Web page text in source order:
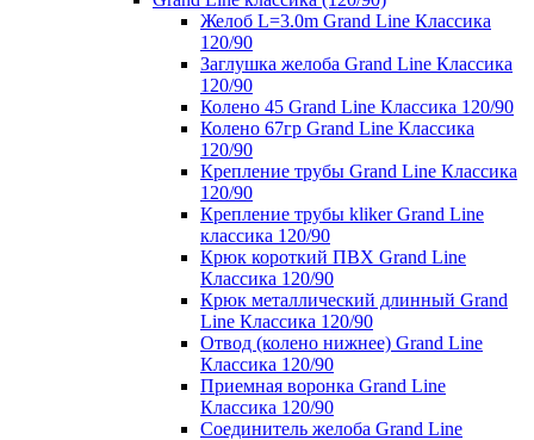
Желоб L=3.0m Grand Line Классика
120/90
Заглушка желоба Grand Line Классика
120/90
Колено 45 Grand Line Классика 120/90
Колено 67гр Grand Line Классика
120/90
Крепление трубы Grand Line Классика
120/90
Крепление трубы kliker Grand Line
классика 120/90
Крюк короткий ПВХ Grand Line
Классика 120/90
Крюк металлический длинный Grand
Line Классика 120/90
Отвод (колено нижнее) Grand Line
Классика 120/90
Приемная воронка Grand Line
Классика 120/90
Соединитель желоба Grand Line